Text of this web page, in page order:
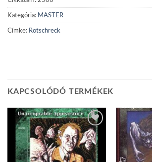
Kategória: MASTER
Címke: Rotschreck
KAPCSOLÓDÓ TERMÉKEK
Add to
wishlist